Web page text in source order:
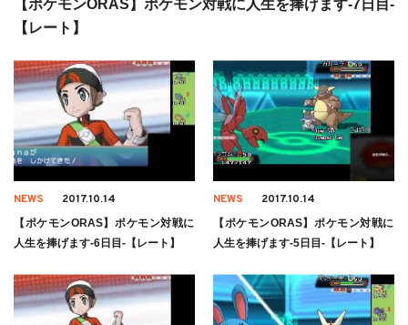
【ポケモンORAS】ポケモン対戦に人生を捧げます-7日目-
【レート】
NEWS 2017.10.14
【ポケモンORAS】ポケモン対戦に
人生を捧げます-6日目-【レート】
NEWS 2017.10.14
【ポケモンORAS】ポケモン対戦に
人生を捧げます-5日目-【レート】